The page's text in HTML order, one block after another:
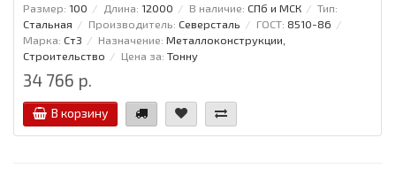
Размер: 100 Длина: 12000 В наличие: СПб и МСК
Тип:
Стальная
Производитель: Северсталь ГОСТ: 8510-86
Марка: Ст3 Назначение: Металлоконструкции,
Строительство
Цена за: Тонну
34 766 р.
В корзину